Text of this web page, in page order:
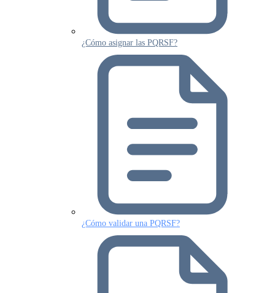
¿Cómo asignar las PQRSF?
¿Cómo validar una PQRSF?